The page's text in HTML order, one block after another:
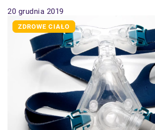
20 grudnia 2019
ZDROWE CIAŁO